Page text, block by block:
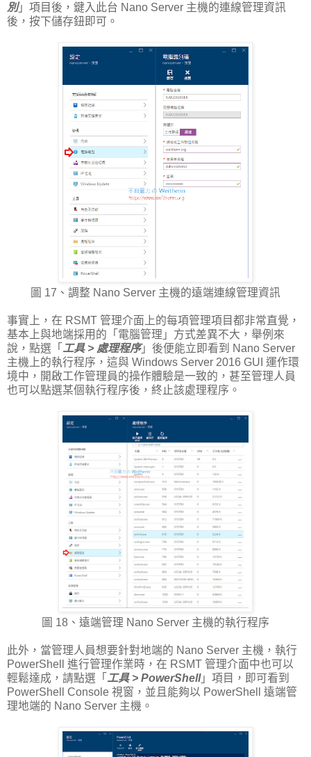
別」項目後，鍵入此台 Nano Server 主機的連線管理資訊
後，按下儲存鈕即可。
圖 17、調整 Nano Server 主機的遠端連線管理資訊
事實上，在 RSMT 管理介面上的每項管理項目都非常直覺，
基本上與地端採用的「電腦管理」方式差異不大，舉例來
說，點選「 工具 > 處理程序」後便能立即看到 Nano Server
主機上的執行程序，這與 Windows Server 2016 GUI 運作環
境中，開啟工作管理員的操作體驗是一致的，甚至管理人員
也可以點選某個執行程序後，終止該處理程序。
圖 18、遠端管理 Nano Server 主機的執行程序
此外，當管理人員想要針對地端的 Nano Server 主機，執行
PowerShell 進行管理作業時，在 RSMT 管理介面中也可以
輕鬆達成，請點選「 工具 > PowerShell」項目，即可看到
PowerShell Console 視窗，並且能夠以 PowerShell 遠端管
理地端的 Nano Server 主機。